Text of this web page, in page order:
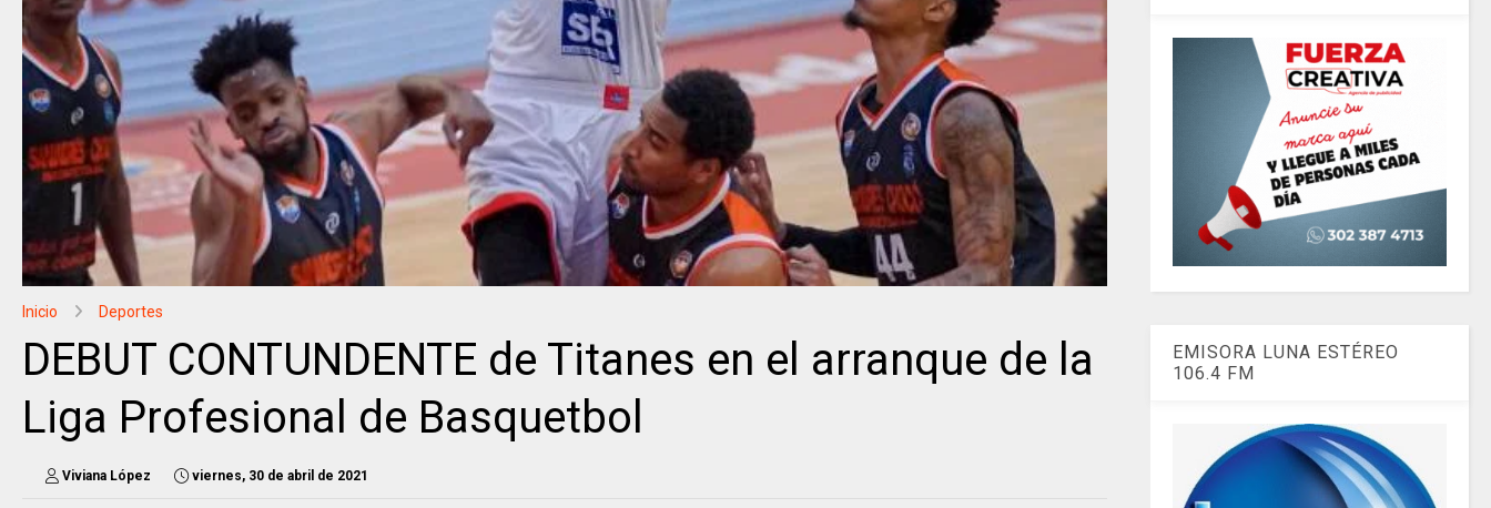
Inicio Deportes
DEBUT CONTUNDENTE de Titanes en el arranque de la
Liga Profesional de Basquetbol
Viviana López viernes, 30 de abril de 2021
EMISORA LUNA ESTÉREO
106.4 FM